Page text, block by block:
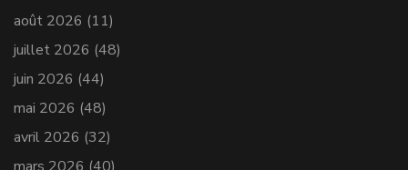
août 2026 (11)
juillet 2026 (48)
juin 2026 (44)
mai 2026 (48)
avril 2026 (32)